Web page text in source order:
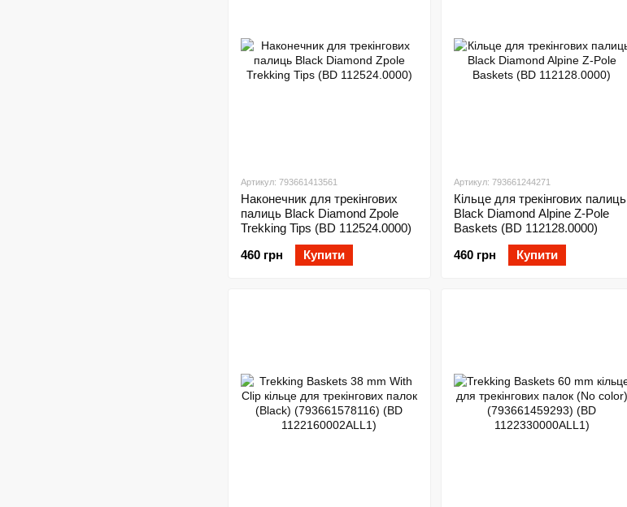
Артикул: 793661413561
Наконечник для трекінгових
палиць Black Diamond Zpole
Trekking Tips (BD 112524.0000)
460 грн
Купити
Артикул: 793661244271
Кільце для трекінгових палиць
Black Diamond Alpine Z-Pole
Baskets (BD 112128.0000)
460 грн
Купити